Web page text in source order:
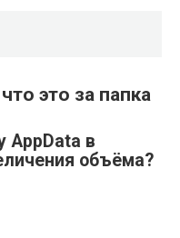
это за папка
AppData в
объёма?